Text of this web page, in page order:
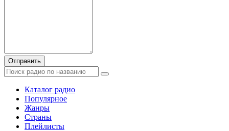
Отправить
Каталог радио
Популярное
Жанры
Страны
Плейлисты